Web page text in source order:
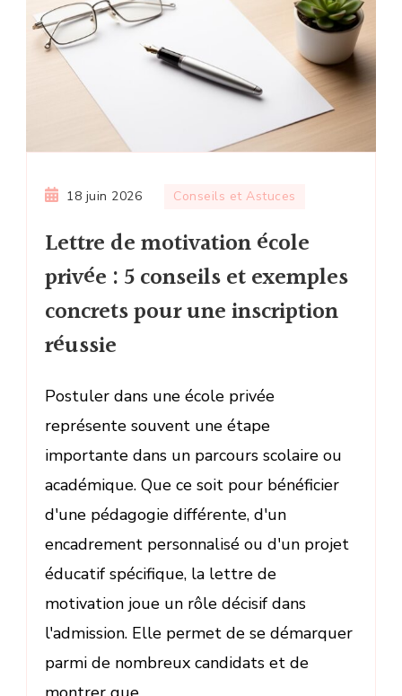
18 juin 2026 Conseils et Astuces
Lettre de motivation école
privée : 5 conseils et exemples
concrets pour une inscription
réussie
Postuler dans une école privée
représente souvent une étape
importante dans un parcours scolaire ou
académique. Que ce soit pour bénéficier
d'une pédagogie différente, d'un
encadrement personnalisé ou d'un projet
éducatif spécifique, la lettre de
motivation joue un rôle décisif dans
l'admission. Elle permet de se démarquer
parmi de nombreux candidats et de